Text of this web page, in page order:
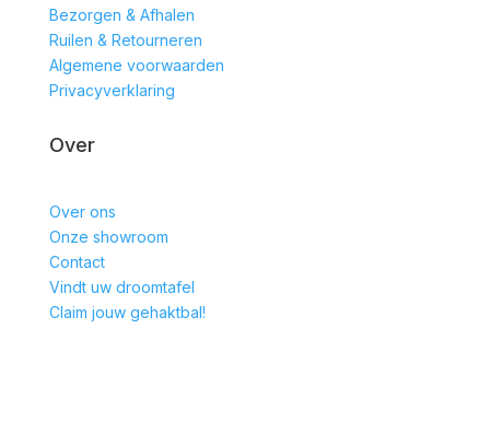
Bezorgen & Afhalen
Ruilen & Retourneren
Algemene voorwaarden
Privacyverklaring
Over
Over ons
Onze showroom
Contact
Vindt uw droomtafel
Claim jouw gehaktbal!